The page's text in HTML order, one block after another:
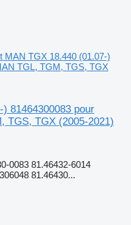
MAN TGX 18.440 (01.07-)
TGL, TGM, TGS, TGX
81464300083 pour
TGS, TGX (2005-2021)
0083 81.46432-6014
81.46430...